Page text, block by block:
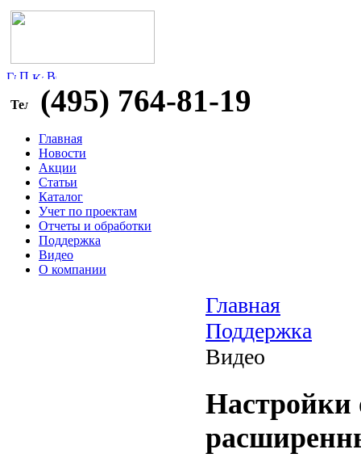
(495) 764-81-19
Главная
Новости
Акции
Статьи
Каталог
Учет по проектам
Отчеты и обработки
Поддержка
Видео
О компании
Главная
Поддержка
Видео
Настройки